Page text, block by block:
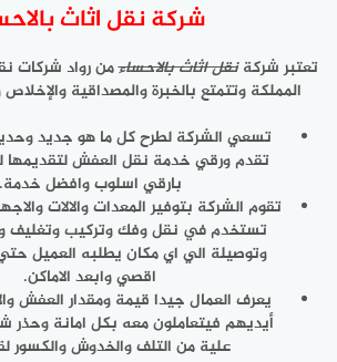
شركة نقل اثاث
تعتبر شركةنقل اثاث بالاحساءمن رواد شركات
المملكة وتتمتع بالخبرة والمصداقية
تسعي الشركة لطرح كل ما هو جديد
تقدم ورقي خدمة نقل العفش لتقديمها
بارقي اسلوب وافضل خدمة.
تقوم الشركة بتوفير المعدات والالات
تستخدم في نقل وفك وتركيب
وتوصيلة الي اي مكان يطلبه العميل
اقصي وابعد الاماكن.
يعرف العمال جيدا قيمة ومقدار العفش
أيديهم فيتعاملون معه بكل امانة وحذر
علية من التلف والخدوش والكسور